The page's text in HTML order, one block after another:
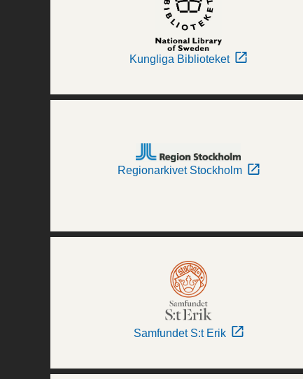
Kungliga Biblioteket
Regionarkivet Stockholm
Samfundet S:t Erik